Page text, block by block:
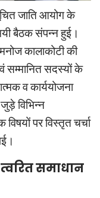
जाति आयोग के
बैठक संपन्न हुई।
कालाकोटी की
सम्मानित सदस्यों के
व कार्ययोजना
विभिन्न
पर विस्तृत चर्चा
समाधान